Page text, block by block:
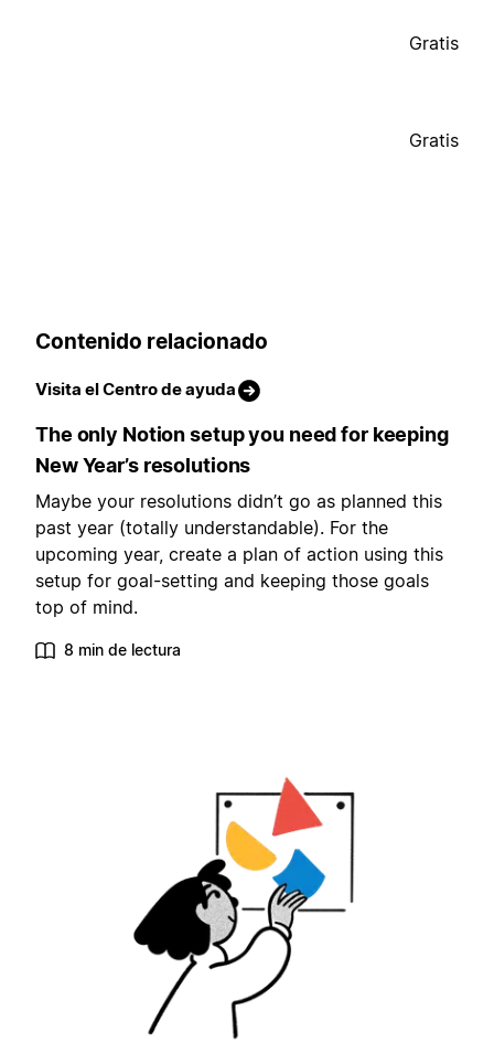
Gratis
Gratis
Contenido relacionado
Visita el Centro de ayuda
The only Notion setup you need for keeping
New Year’s resolutions
Maybe your resolutions didn’t go as planned this
past year (totally understandable). For the
upcoming year, create a plan of action using this
setup for goal-setting and keeping those goals
top of mind.
8 min de lectura